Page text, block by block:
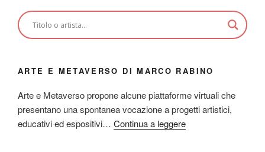
ARTE E METAVERSO DI MARCO RABINO
Arte e Metaverso propone alcune piattaforme virtuali che
presentano una spontanea vocazione a progetti artistici,
educativi ed espositivi… Continua a leggere